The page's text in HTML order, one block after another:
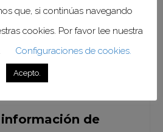
evasión vía
electrónica,
cualquier otra
en la
de
que, si continúas navegando
cookies. Por favor lee nuestra
Configuraciones de cookies.
Acepto.